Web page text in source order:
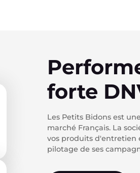
forte
Les Petits Bidons est
marché Français. La
vos produits d'entretien
pilotage de ses